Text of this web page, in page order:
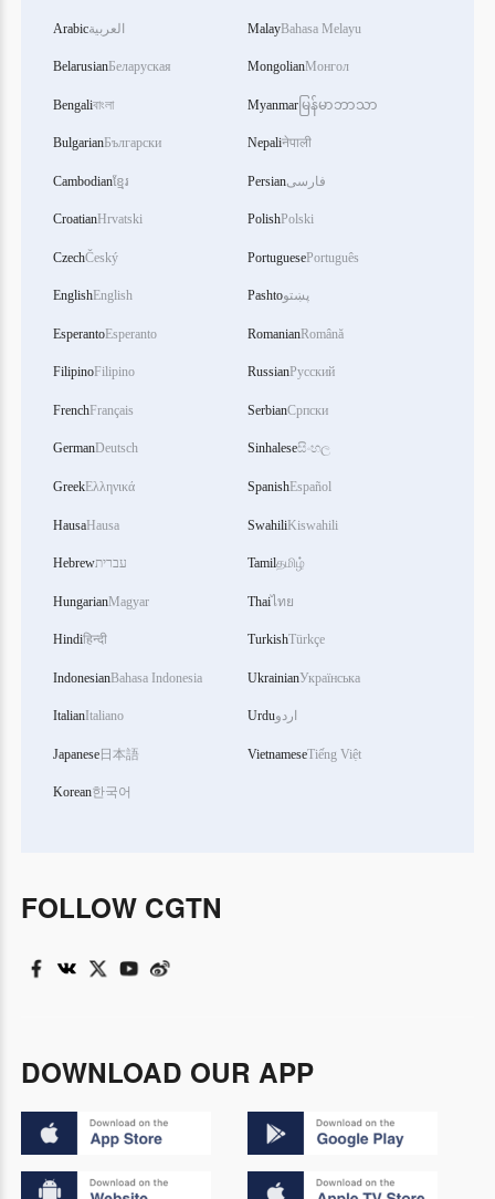
Arabicالعربية
BelarusianБеларуская
Bengaliবাংলা
BulgarianБългарски
Cambodianខ្មែរ
CroatianHrvatski
CzechČeský
EnglishEnglish
EsperantoEsperanto
FilipinoFilipino
FrenchFrançais
GermanDeutsch
GreekΕλληνικά
HausaHausa
Hebrewעברית
HungarianMagyar
Hindiहिन्दी
IndonesianBahasa Indonesia
ItalianItaliano
Japanese日本語
Korean한국어
MalayBahasa Melayu
MongolianМонгол
Myanmar မြန်မာဘာသာ
Nepaliनेपाली
Persianفارسی
PolishPolski
PortuguesePortuguês
Pashtoپښتو
RomanianRomână
RussianРусский
SerbianСрпски
Sinhaleseසිංහල
SpanishEspañol
SwahiliKiswahili
Tamilதமிழ்
Thaiไทย
TurkishTürkçe
UkrainianУкраїнська
Urduاردو
VietnameseTiếng Việt
FOLLOW CGTN
DOWNLOAD OUR APP